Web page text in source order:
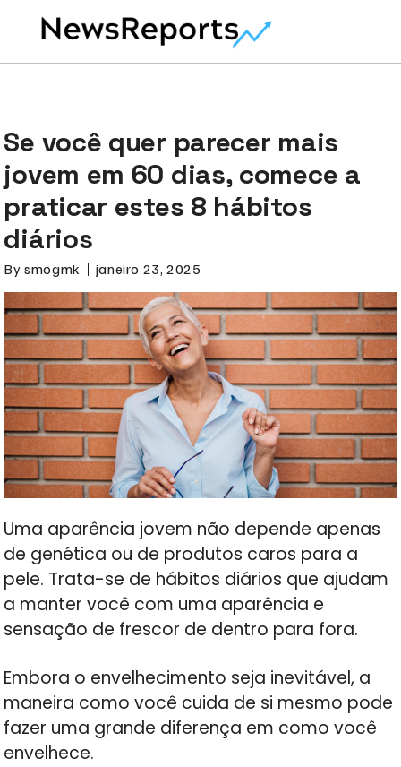
Se você quer parecer mais
jovem em 60 dias, comece a
praticar estes 8 hábitos
diários
By smogmk janeiro 23, 2025
Uma aparência jovem não depende apenas
de genética ou de produtos caros para a
pele. Trata-se de hábitos diários que ajudam
a manter você com uma aparência e
sensação de frescor de dentro para fora.
Embora o envelhecimento seja inevitável, a
maneira como você cuida de si mesmo pode
fazer uma grande diferença em como você
envelhece.